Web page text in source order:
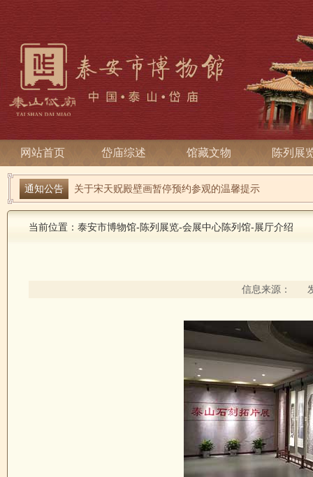
网站首页 岱庙综述 馆藏文物 陈列展
通知公告
端午寻古趣 雅俗话安康| 岱庙2026端午节系列活动
关于宋天贶殿壁画暂停预约参观的温馨提示
当前位置： 泰安市博物馆-陈列展览-会展中心陈列馆-展厅介绍
信息来源：